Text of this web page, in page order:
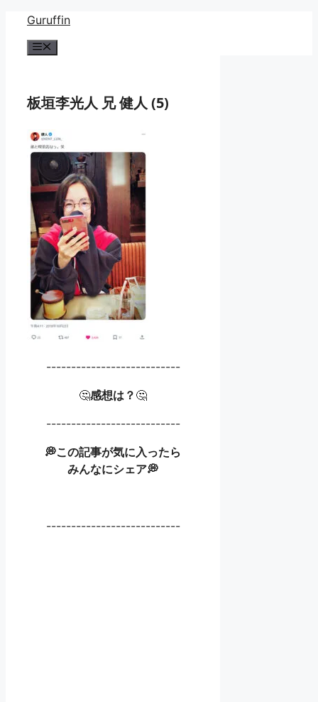
Guruffin
板垣李光人 兄 健人 (5)
---------------------------
🤔感想は？ 🤔
---------------------------
💭この記事が気に入ったら
みんなにシェア💭
---------------------------